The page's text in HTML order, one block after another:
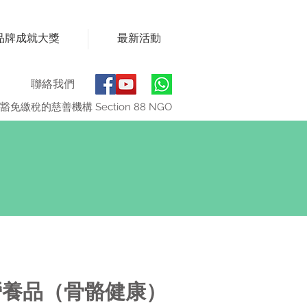
牌成就大獎 最新活動
聯絡我們
免繳稅的慈善機構 Section 88 NGO
品（骨骼健康）